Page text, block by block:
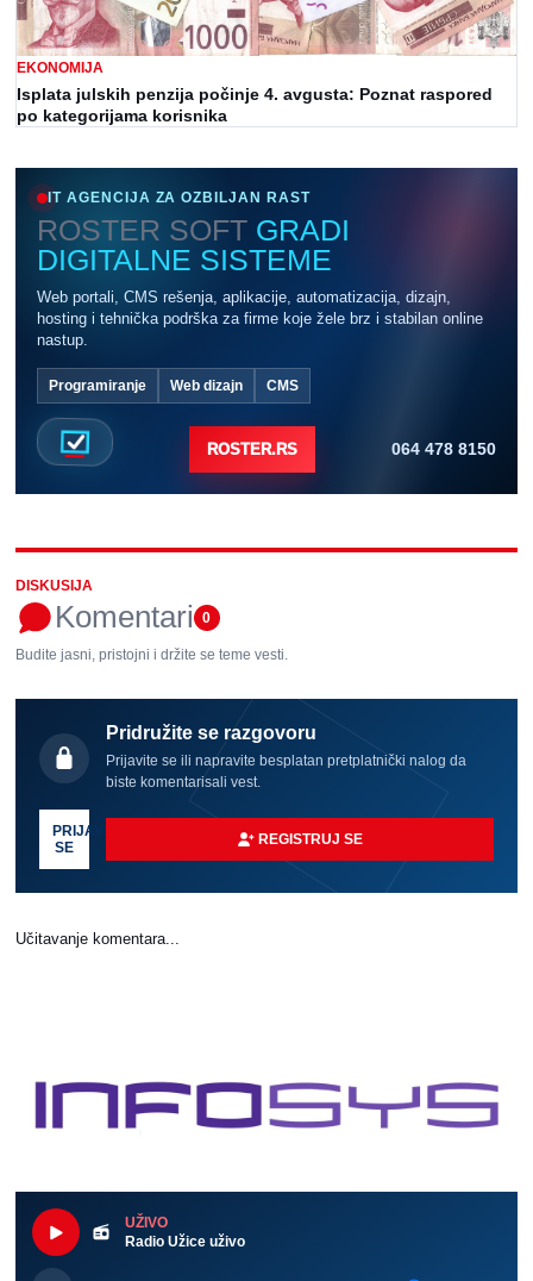
EKONOMIJA
Isplata julskih penzija počinje 4. avgusta: Poznat raspored
po kategorijama korisnika
IT AGENCIJA ZA OZBILJAN RAST
ROSTER SOFT GRADI
DIGITALNE SISTEME
Web portali, CMS rešenja, aplikacije, automatizacija, dizajn,
hosting i tehnička podrška za firme koje žele brz i stabilan online
nastup.
Programiranje Web dizajn CMS
ROSTER.RS 064 478 8150
DISKUSIJA
Komentari 0
Budite jasni, pristojni i držite se teme vesti.
Pridružite se razgovoru
Prijavite se ili napravite besplatan pretplatnički nalog da
biste komentarisali vest.
PRIJAVI
SE
REGISTRUJ SE
Učitavanje komentara...
UŽIVO
Radio Užice uživo